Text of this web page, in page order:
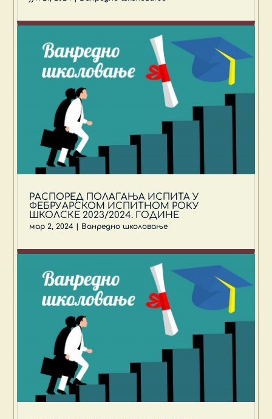
РАСПОРЕД ПОЛАГАЊА ИСПИТА У
ФЕБРУАРСКОМ ИСПИТНОМ РОКУ
ШКОЛСКЕ 2023/2024. ГОДИНЕ
мар 2, 2024 | Ванредно школовање